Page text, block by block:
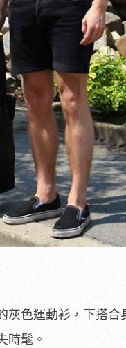
灰色運動衫，下搭合
時髦。